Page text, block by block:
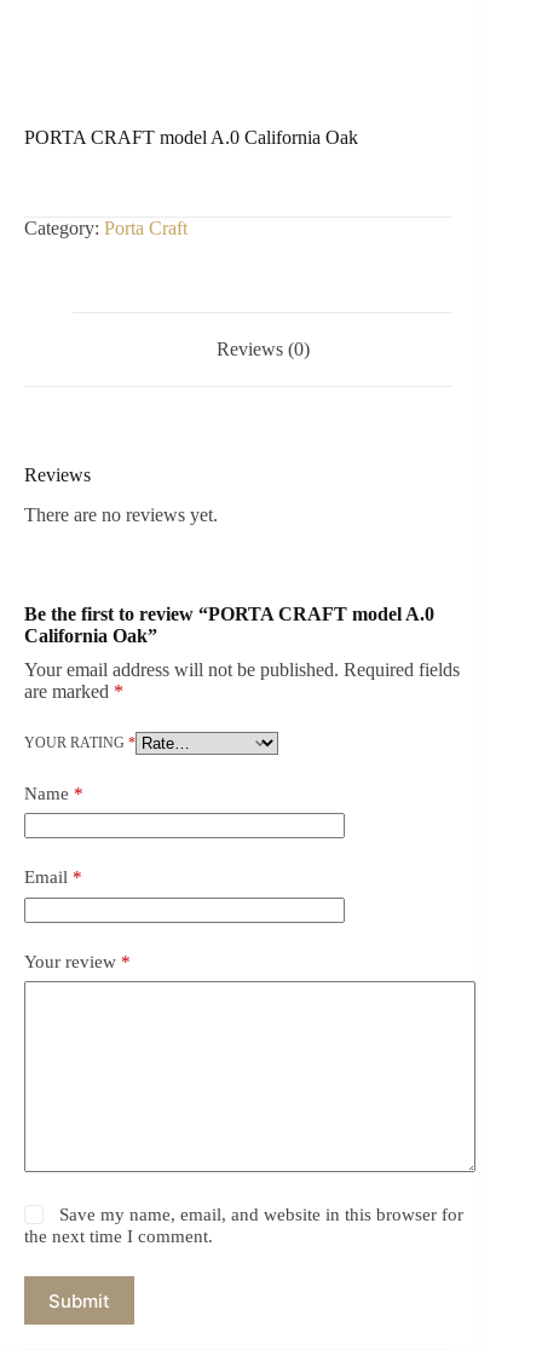
PORTA CRAFT model A.0 California Oak
Category: Porta Craft
Reviews (0)
Reviews
There are no reviews yet.
Be the first to review “PORTA CRAFT model A.0
California Oak”
Your email address will not be published. Required fields
are marked *
YOUR RATING *
Name *
Email *
Your review *
Save my name, email, and website in this browser for
the next time I comment.
Submit